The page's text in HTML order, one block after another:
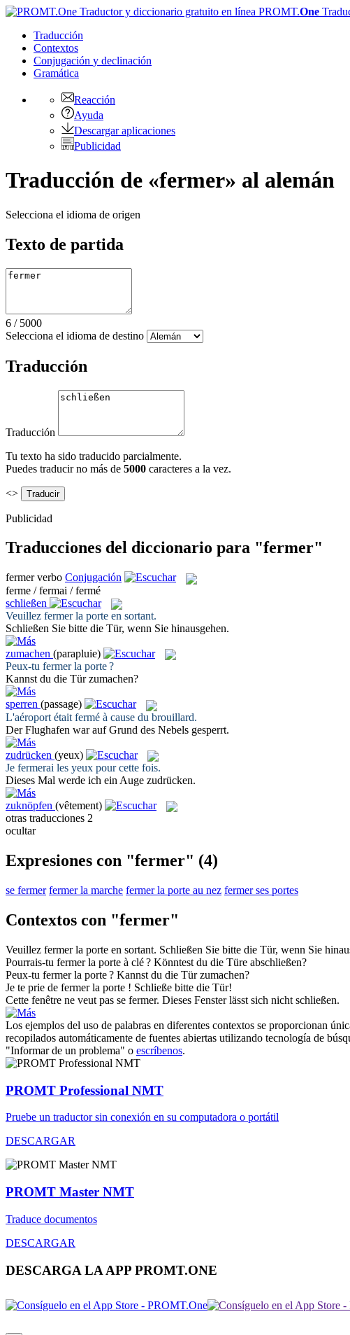
PROMT.One
Traducción
Contextos
Conjugación y declinación
Gramática
Reacción
Ayuda
Descargar aplicaciones
Publicidad
Traducción de «fermer» al alemán
Selecciona el idioma de origen
Texto de partida
6 / 5000
Selecciona el idioma de destino
Traducción
Traducción
Tu texto ha sido traducido parcialmente.
Puedes traducir no más de 5000 caracteres a la vez.
<>
Publicidad
Traducciones del diccionario para "fermer"
fermer verbo Conjugación
ferme / fermai / fermé
schließen
Veuillez fermerla porte en sortant.
Schließen Sie bitte die Tür, wenn Sie hinausgehen.
zumachen (parapluie)
Peux-tu fermerla porte ?
Kannst du die Türzumachen?
sperren (passage)
L'aéroport était fermé à cause du brouillard.
Der Flughafen war auf Grund des Nebels gesperrt.
zudrücken (yeux)
Je fermerai les yeux pour cette fois.
Dieses Mal werde ich ein Auge zudrücken.
zuknöpfen (vêtement)
otras traducciones 2
ocultar
Expresiones con "fermer" (4)
se fermer fermer la marche fermer la porte au nez fermer ses portes
Contextos con "fermer"
Veuillez fermerla porte en sortant. Schließen Sie bitte die Tür, wenn Sie
Pourrais-tu fermerla porte à clé ? Könntest du die Türe abschließen?
Peux-tu fermerla porte ? Kannst du die Türzumachen?
Je te prie de fermerla porte ! Schließe bitte die Tür!
Cette fenêtre ne veut pas se fermer. Dieses Fenster lässt sich nicht schließen.
Los ejemplos del uso de palabras en diferentes contextos se proporcionan
recopilados automáticamente de fuentes abiertas utilizando tecnología de
"Informar de un problema" o escríbenos.
PROMT Professional NMT
Pruebe un traductor sin conexión en su computadora o portátil
DESCARGAR
PROMT Master NMT
Traduce documentos
DESCARGAR
DESCARGA LA APP PROMT.ONE